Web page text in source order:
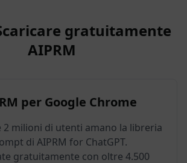
gratuitamente
AIPRM
per Google Chrome
2 milioni di utenti amano la libreria
di AIPRM for ChatGPT.
gratuitamente con oltre 4.500